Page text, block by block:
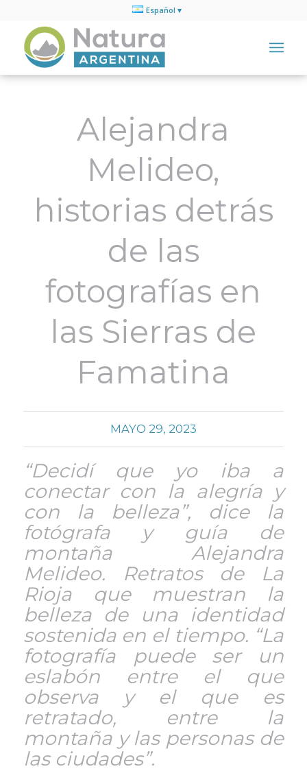
Español
Alejandra
Melideo,
historias detrás
de las
fotografías en
las Sierras de
Famatina
MAYO 29, 2023
“Decidí que yo iba a
conectar con la alegría y
con la belleza”, dice la
fotógrafa y guía de
montaña Alejandra
Melideo. Retratos de La
Rioja que muestran la
belleza de una identidad
sostenida en el tiempo. “La
fotografía puede ser un
eslabón entre el que
observa y el que es
retratado, entre la
montaña y las personas de
las ciudades”.